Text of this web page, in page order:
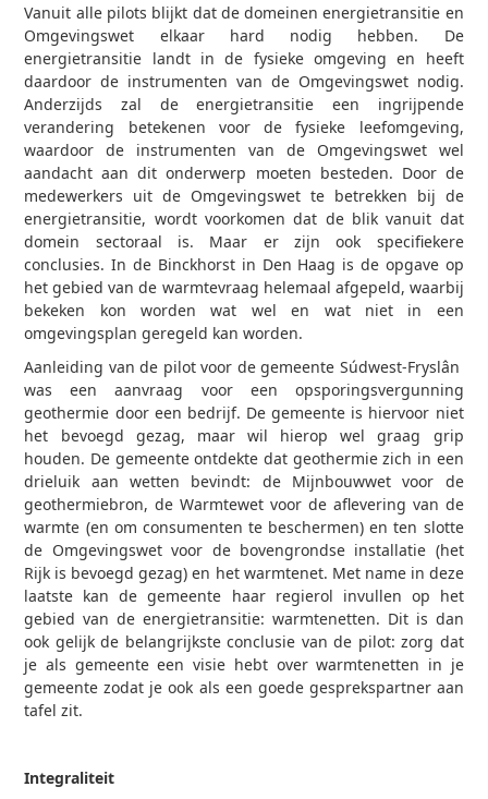
Vanuit alle pilots blijkt dat de domeinen energietransitie en
Omgevingswet elkaar hard nodig hebben. De
energietransitie landt in de fysieke omgeving en heeft
daardoor de instrumenten van de Omgevingswet nodig.
Anderzijds zal de energietransitie een ingrijpende
verandering betekenen voor de fysieke leefomgeving,
waardoor de instrumenten van de Omgevingswet wel
aandacht aan dit onderwerp moeten besteden. Door de
medewerkers uit de Omgevingswet te betrekken bij de
energietransitie, wordt voorkomen dat de blik vanuit dat
domein sectoraal is. Maar er zijn ook specifiekere
conclusies. In de Binckhorst in Den Haag is de opgave op
het gebied van de warmtevraag helemaal afgepeld, waarbij
bekeken kon worden wat wel en wat niet in een
omgevingsplan geregeld kan worden.
Aanleiding van de pilot voor de gemeente Súdwest-Fryslân
was een aanvraag voor een opsporingsvergunning
geothermie door een bedrijf. De gemeente is hiervoor niet
het bevoegd gezag, maar wil hierop wel graag grip
houden. De gemeente ontdekte dat geothermie zich in een
drieluik aan wetten bevindt: de Mijnbouwwet voor de
geothermiebron, de Warmtewet voor de aflevering van de
warmte (en om consumenten te beschermen) en ten slotte
de Omgevingswet voor de bovengrondse installatie (het
Rijk is bevoegd gezag) en het warmtenet. Met name in deze
laatste kan de gemeente haar regierol invullen op het
gebied van de energietransitie: warmtenetten. Dit is dan
ook gelijk de belangrijkste conclusie van de pilot: zorg dat
je als gemeente een visie hebt over warmtenetten in je
gemeente zodat je ook als een goede gesprekspartner aan
tafel zit.
Integraliteit